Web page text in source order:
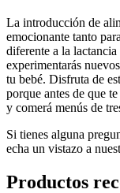
La introducción de
emocionante tanto
diferente a la
experimentarás
tu bebé. Disfruta de
porque antes de que
y comerá menús de
Si tienes alguna
echa un vistazo a
Productos